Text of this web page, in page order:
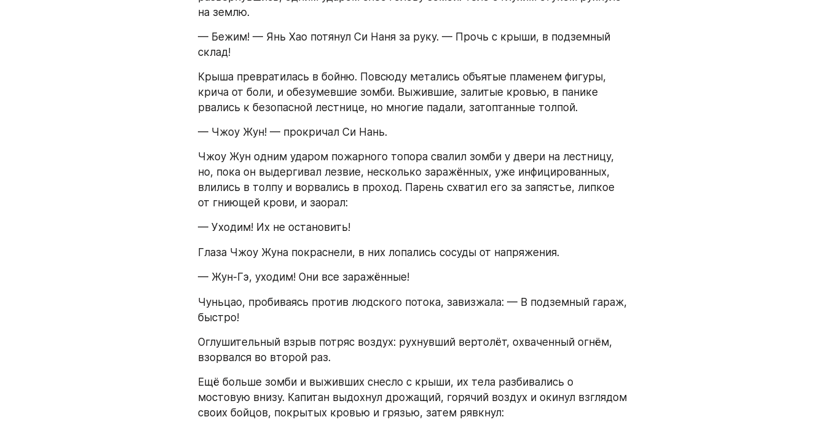
на землю.
— Бежим! — Янь Хао потянул Си Наня за руку. — Прочь с крыши, в подземный
склад!
Крыша превратилась в бойню. Повсюду метались объятые пламенем фигуры,
крича от боли, и обезумевшие зомби. Выжившие, залитые кровью, в панике
рвались к безопасной лестнице, но многие падали, затоптанные толпой.
— Чжоу Жун! — прокричал Си Нань.
Чжоу Жун одним ударом пожарного топора свалил зомби у двери на лестницу,
но, пока он выдергивал лезвие, несколько заражённых, уже инфицированных,
влились в толпу и ворвались в проход. Парень схватил его за запястье, липкое
от гниющей крови, и заорал:
— Уходим! Их не остановить!
Глаза Чжоу Жуна покраснели, в них лопались сосуды от напряжения.
— Жун-Гэ, уходим! Они все заражённые!
Чуньцао, пробиваясь против людского потока, завизжала: — В подземный гараж,
быстро!
Оглушительный взрыв потряс воздух: рухнувший вертолёт, охваченный огнём,
взорвался во второй раз.
Ещё больше зомби и выживших снесло с крыши, их тела разбивались о
мостовую внизу. Капитан выдохнул дрожащий, горячий воздух и окинул взглядом
своих бойцов, покрытых кровью и грязью, затем рявкнул: